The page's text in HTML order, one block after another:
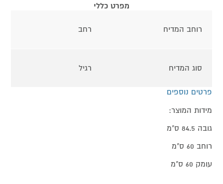
מפרט כללי
רוחב המדיח רחב
סוג המדיח רגיל
פרטים נוספים
מידות המוצר:
גובה 84.5 ס"מ
רוחב 60 ס"מ
עומק 60 ס"מ